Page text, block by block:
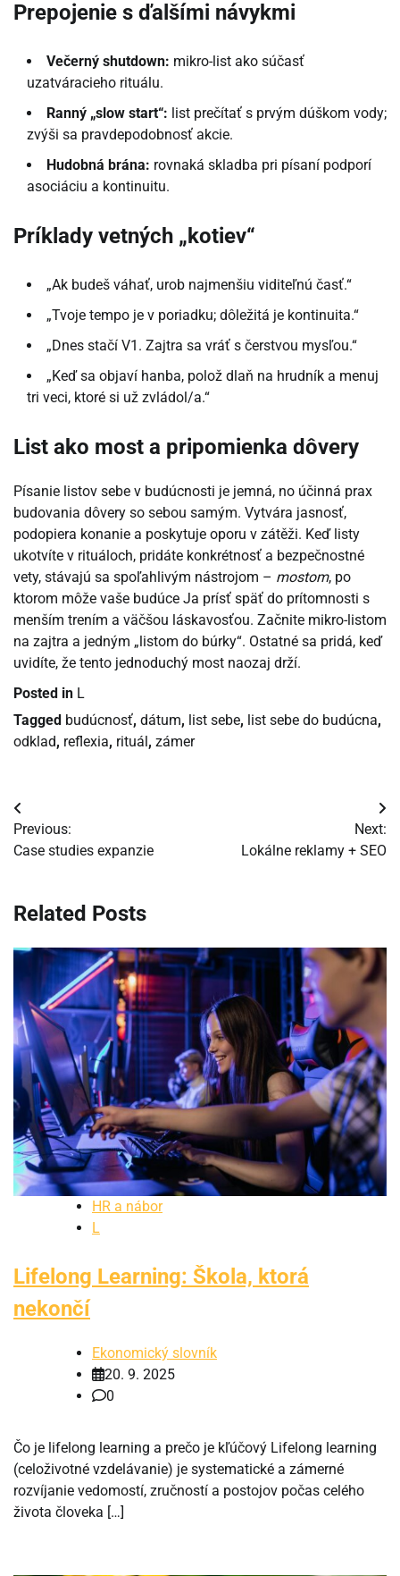
Prepojenie s ďalšími návykmi
Večerný shutdown: mikro-list ako súčasť
uzatváracieho rituálu.
Ranný „slow start“: list prečítať s prvým dúškom vody;
zvýši sa pravdepodobnosť akcie.
Hudobná brána: rovnaká skladba pri písaní podporí
asociáciu a kontinuitu.
Príklady vetných „kotiev“
„Ak budeš váhať, urob najmenšiu viditeľnú časť.“
„Tvoje tempo je v poriadku; dôležitá je kontinuita.“
„Dnes stačí V1. Zajtra sa vráť s čerstvou mysľou.“
„Keď sa objaví hanba, polož dlaň na hrudník a menuj
tri veci, ktoré si už zvládol/a.“
List ako most a pripomienka dôvery
Písanie listov sebe v budúcnosti je jemná, no účinná prax
budovania dôvery so sebou samým. Vytvára jasnosť,
podopiera konanie a poskytuje oporu v zátěži. Keď listy
ukotvíte v rituáloch, pridáte konkrétnosť a bezpečnostné
vety, stávajú sa spoľahlivým nástrojom – mostom, po
ktorom môže vaše budúce Ja prísť späť do prítomnosti s
menším trením a väčšou láskavosťou. Začnite mikro-listom
na zajtra a jedným „listom do búrky“. Ostatné sa pridá, keď
uvidíte, že tento jednoduchý most naozaj drží.
Posted in L
Tagged budúcnosť, dátum, list sebe, list sebe do budúcna,
odklad, reflexia, rituál, zámer
Navigácia
v
Previous:
Case studies expanzie
Next:
Lokálne reklamy + SEO
Related Posts
HR a nábor
L
Lifelong Learning: Škola, ktorá
nekončí
Ekonomický slovník
20. 9. 2025
0
Čo je lifelong learning a prečo je kľúčový Lifelong learning
(celoživotné vzdelávanie) je systematické a zámerné
rozvíjanie vedomostí, zručností a postojov počas celého
života človeka […]